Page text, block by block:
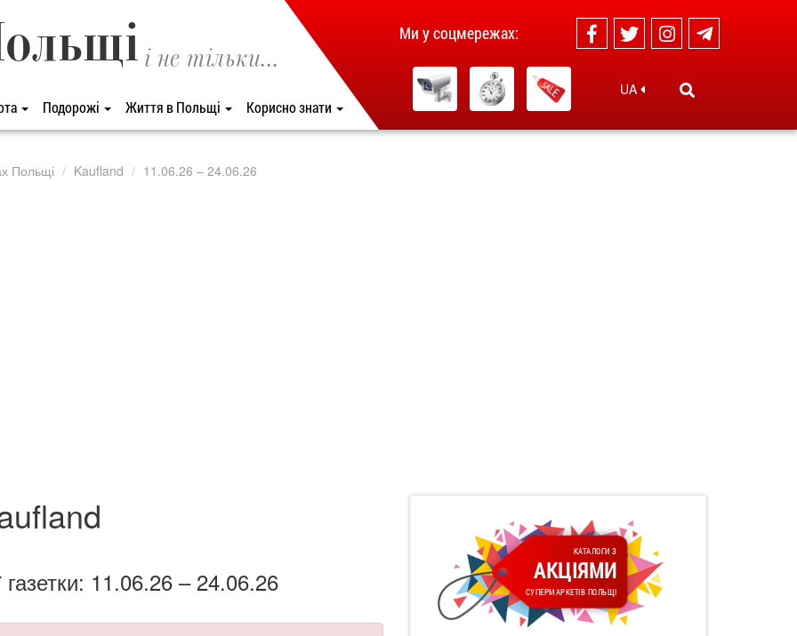
і не тільки...
Подорожі Життя в Польщі Корисно знати
Ми у соцмережах:
UA
Польщі Kaufland 11.06.26 – 24.06.26
газетки: 11.06.26 – 24.06.26
КАТАЛОГИ З
АКЦІЯМИ
СУПЕРМАРКЕТІВ ПОЛЬЩІ